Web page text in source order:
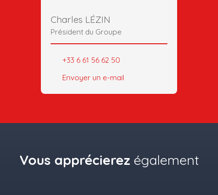
Charles LÉZIN
Président du Groupe
+33 6 61 56 62 50
Envoyer un e-mail
Vous apprécierez également